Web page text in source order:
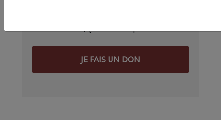
JE FAIS UN DON